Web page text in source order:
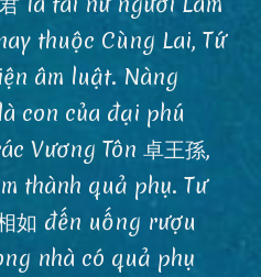
thuộc Cùng Lai, Tứ
âm luật. Nàng
con của đại phú
Vương Tôn 卓王孫,
thành quả phụ. Tư
如 đến uống rượu
nhà có quả phụ